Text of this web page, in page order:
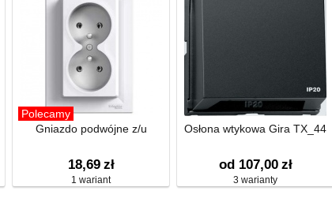
Polecamy
Gniazdo podwójne z/u
18,69 zł
1 wariant
Osłona wtykowa Gira TX_44
od 107,00 zł
3 warianty